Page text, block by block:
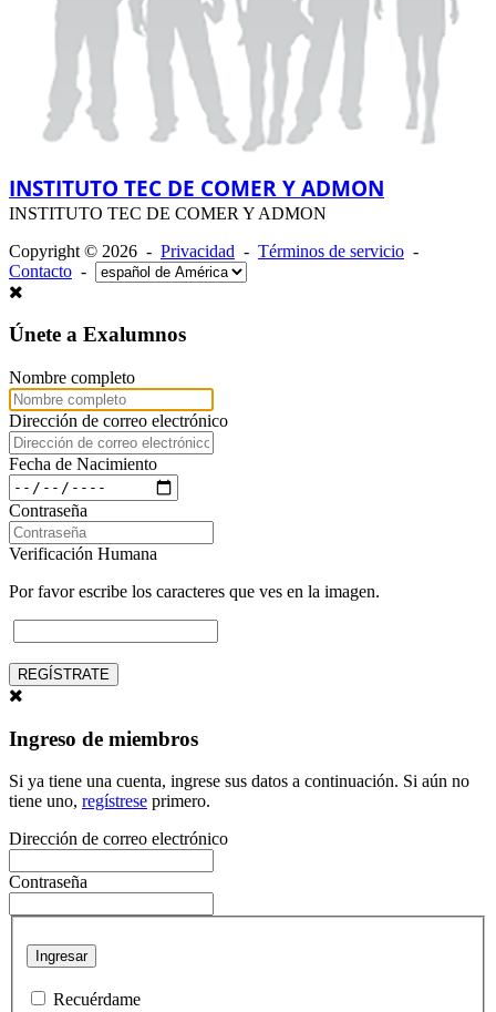
INSTITUTO TEC DE COMER Y ADMON
INSTITUTO TEC DE COMER Y ADMON
Copyright © 2026 - Privacidad - Términos de servicio -
Contacto -
Únete a Exalumnos
Nombre completo
Dirección de correo electrónico
Fecha de Nacimiento
Contraseña
Verificación Humana
Por favor escribe los caracteres que ves en la imagen.
REGÍSTRATE
Ingreso de miembros
Si ya tiene una cuenta, ingrese sus datos a continuación. Si aún no
tiene uno, regístrese primero.
Dirección de correo electrónico
Contraseña
Ingresar
Recuérdame